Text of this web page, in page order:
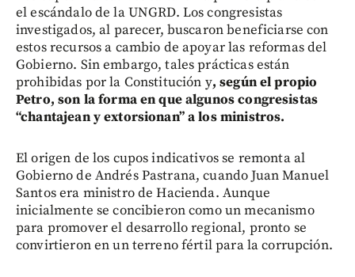
el escándalo de la UNGRD. Los congresistas
investigados, al parecer, buscaron beneficiarse con
estos recursos a cambio de apoyar las reformas del
Gobierno. Sin embargo, tales prácticas están
prohibidas por la Constitución y, según el propio
Petro, son la forma en que algunos congresistas
“chantajean y extorsionan” a los ministros.
El origen de los cupos indicativos se remonta al
Gobierno de Andrés Pastrana, cuando Juan Manuel
Santos era ministro de Hacienda. Aunque
inicialmente se concibieron como un mecanismo
para promover el desarrollo regional, pronto se
convirtieron en un terreno fértil para la corrupción.